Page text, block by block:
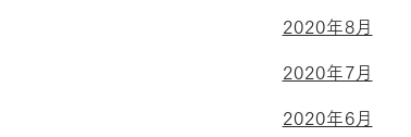
2020年8月
2020年7月
2020年6月